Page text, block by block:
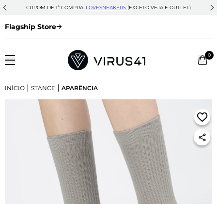
CUPOM DE 1ª COMPRA: LOVESNEAKERS (EXCETO VEJA E OUTLET)
Flagship Store
0
INÍCIO | STANCE | APARÊNCIA